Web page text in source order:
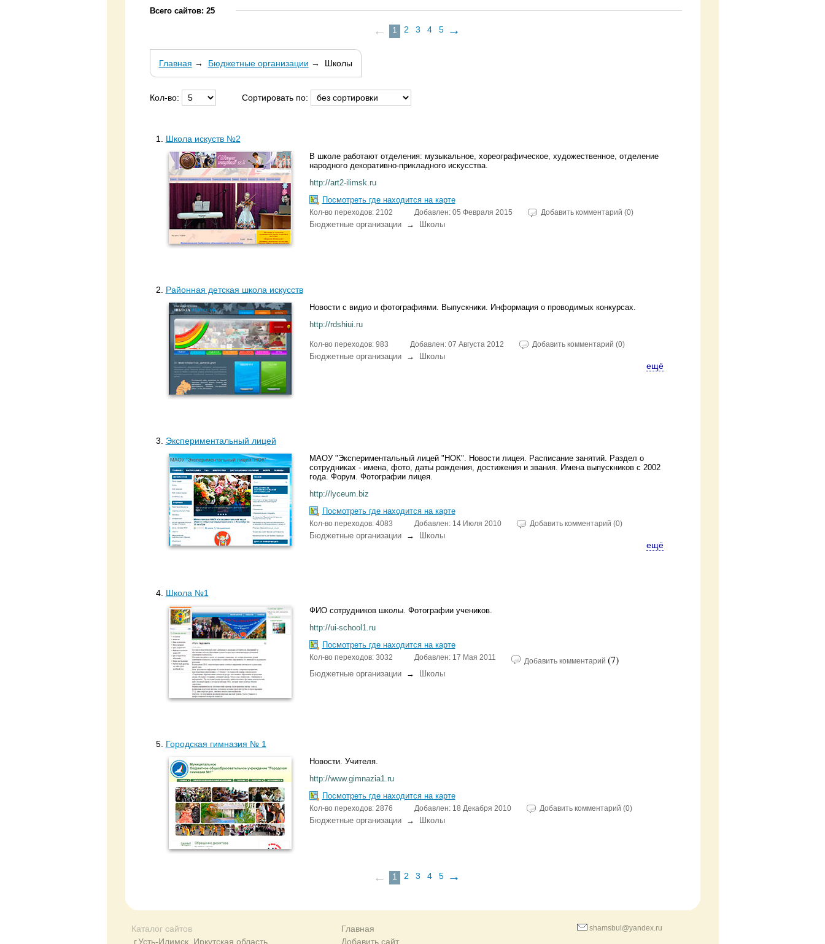
Всего сайтов: 25
← 1 2 3 4 5 →
Главная → Бюджетные организации → Школы
Кол-во: Сортировать по:
1. Школа искуств №2
В школе работают отделения: музыкальное, хореографическое, художественное, отделение
народного декоративно-прикладного искусства.
http://art2-ilimsk.ru
Посмотреть где находится на карте
Кол-во переходов: 2102 Добавлен: 05 Февраля 2015 Добавить комментарий (0)
Бюджетные организации→ Школы
2. Районная детская школа искусств
Новости с видио и фотографиями. Выпускники. Информация о проводимых конкурсах.
http://rdshiui.ru
Кол-во переходов: 983 Добавлен: 07 Августа 2012 Добавить комментарий (0)
Бюджетные организации→ Школы
ещё
3. Экспериментальный лицей
МАОУ "Экспериментальный лицей "НОК". Новости лицея. Расписание занятий. Раздел о
сотрудниках - имена, фото, даты рождения, достижения и звания. Имена выпускников с 2002
года. Форум. Фотографии лицея.
http://lyceum.biz
Посмотреть где находится на карте
Кол-во переходов: 4083 Добавлен: 14 Июля 2010 Добавить комментарий (0)
Бюджетные организации→ Школы
ещё
4. Школа №1
ФИО сотрудников школы. Фотографии учеников.
http://ui-school1.ru
Посмотреть где находится на карте
Кол-во переходов: 3032 Добавлен: 17 Мая 2011 Добавить комментарий (7)
Бюджетные организации→ Школы
5. Городская гимназия № 1
Новости. Учителя.
http://www.gimnazia1.ru
Посмотреть где находится на карте
Кол-во переходов: 2876 Добавлен: 18 Декабря 2010 Добавить комментарий (0)
Бюджетные организации→ Школы
← 1 2 3 4 5 →
Каталог сайтов
г.Усть-Илимск, Иркутская область
Главная
Добавить сайт
shamsbul@yandex.ru